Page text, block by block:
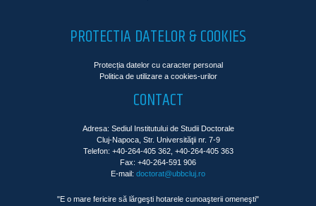
PROTECTIA DATELOR & COOKIES
Protecția datelor cu caracter personal
Politica de utilizare a cookies-urilor
CONTACT
Adresa: Sediul Institutului de Studii Doctorale
Cluj-Napoca, Str. Universităţii nr. 7-9
Telefon: +40-264-405 362, +40-264-405 363
Fax: +40-264-591 906
E-mail: doctorat@ubbcluj.ro
"E o mare fericire să lărgeşti hotarele cunoaşterii omeneşti"